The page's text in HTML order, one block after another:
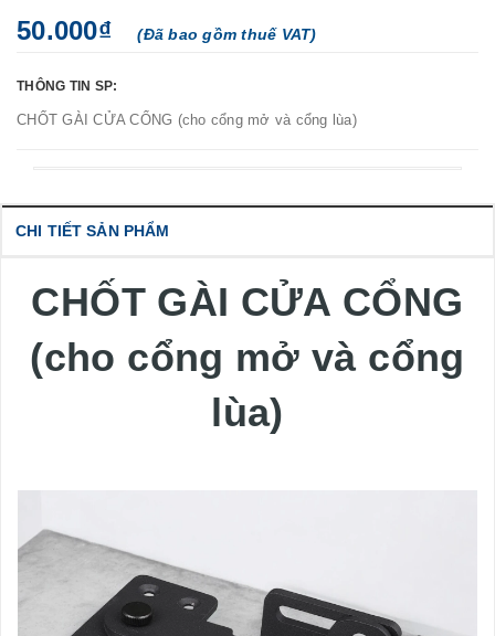
50.000₫ (Đã bao gồm thuế VAT)
THÔNG TIN SP:
CHỐT GÀI CỬA CỔNG (cho cổng mở và cổng lùa)
CHI TIẾT SẢN PHẨM
CHỐT GÀI CỬA CỔNG
(cho cổng mở và cổng
lùa)